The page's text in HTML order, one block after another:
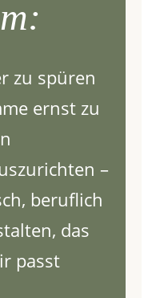
zu spüren
ernst zu
–
beruflich
das
passt